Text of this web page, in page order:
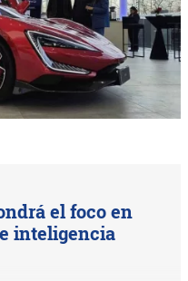
el foco en
inteligencia